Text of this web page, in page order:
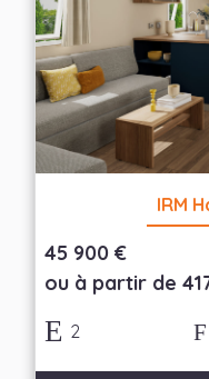
— Choisir
IRM
45 900 €
ou à partir de
2